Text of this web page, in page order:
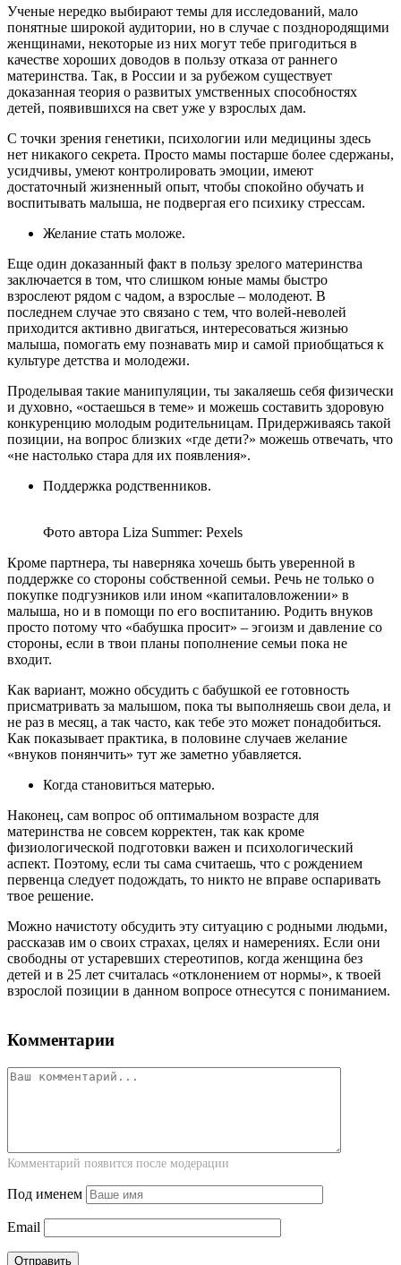
Ученые нередко выбирают темы для исследований, мало
понятные широкой аудитории, но в случае с позднородящими
женщинами, некоторые из них могут тебе пригодиться в
качестве хороших доводов в пользу отказа от раннего
материнства. Так, в России и за рубежом существует
доказанная теория о развитых умственных способностях
детей, появившихся на свет уже у взрослых дам.
С точки зрения генетики, психологии или медицины здесь
нет никакого секрета. Просто мамы постарше более сдержаны,
усидчивы, умеют контролировать эмоции, имеют
достаточный жизненный опыт, чтобы спокойно обучать и
воспитывать малыша, не подвергая его психику стрессам.
Желание стать моложе.
Еще один доказанный факт в пользу зрелого материнства
заключается в том, что слишком юные мамы быстро
взрослеют рядом с чадом, а взрослые – молодеют. В
последнем случае это связано с тем, что волей-неволей
приходится активно двигаться, интересоваться жизнью
малыша, помогать ему познавать мир и самой приобщаться к
культуре детства и молодежи.
Проделывая такие манипуляции, ты закаляешь себя физически
и духовно, «остаешься в теме» и можешь составить здоровую
конкуренцию молодым родительницам. Придерживаясь такой
позиции, на вопрос близких «где дети?» можешь отвечать, что
«не настолько стара для их появления».
Поддержка родственников.
Фото автора Liza Summer: Pexels
Кроме партнера, ты наверняка хочешь быть уверенной в
поддержке со стороны собственной семьи. Речь не только о
покупке подгузников или ином «капиталовложении» в
малыша, но и в помощи по его воспитанию. Родить внуков
просто потому что «бабушка просит» – эгоизм и давление со
стороны, если в твои планы пополнение семьи пока не
входит.
Как вариант, можно обсудить с бабушкой ее готовность
присматривать за малышом, пока ты выполняешь свои дела, и
не раз в месяц, а так часто, как тебе это может понадобиться.
Как показывает практика, в половине случаев желание
«внуков понянчить» тут же заметно убавляется.
Когда становиться матерью.
Наконец, сам вопрос об оптимальном возрасте для
материнства не совсем корректен, так как кроме
физиологической подготовки важен и психологический
аспект. Поэтому, если ты сама считаешь, что с рождением
первенца следует подождать, то никто не вправе оспаривать
твое решение.
Можно начистоту обсудить эту ситуацию с родными людьми,
рассказав им о своих страхах, целях и намерениях. Если они
свободны от устаревших стереотипов, когда женщина без
детей и в 25 лет считалась «отклонением от нормы», к твоей
взрослой позиции в данном вопросе отнесутся с пониманием.
Комментарии
Комментарий появится после модерации
Под именем
Email